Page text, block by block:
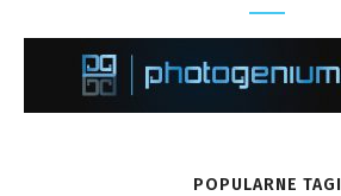
POPULARNE TAGI